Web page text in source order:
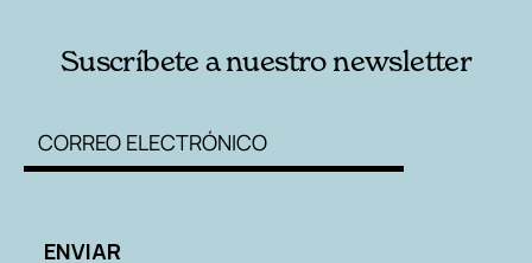
Suscríbete a nuestro newsletter